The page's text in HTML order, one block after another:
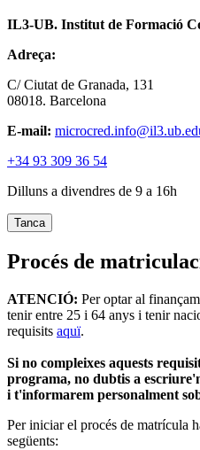
IL3-UB. Institut de Formació
Adreça:
C/ Ciutat de Granada, 131
08018. Barcelona
E-mail:
+34 93 309 36 54
Dilluns a divendres de 9 a 16h
Tanca
Procés de
ATENCIÓ: Per optar al
tenir entre 25 i 64 anys i tenir
requisits aquï.
Si no compleixes aquests
programa, no dubtis a
i t'informarem personalment
Per iniciar el procés de matrícula
següents: